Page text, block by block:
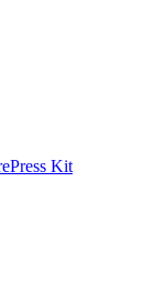
Press Kit